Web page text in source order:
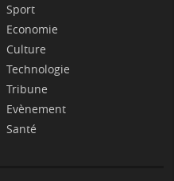
Sport
Economie
Culture
Technologie
Tribune
Evènement
Santé